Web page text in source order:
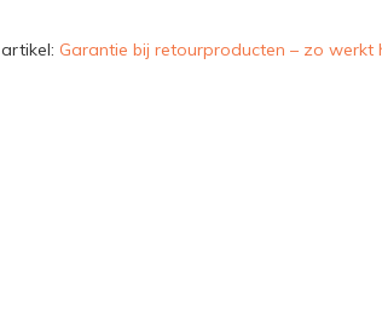
Garantie bij retourproducten – zo werkt